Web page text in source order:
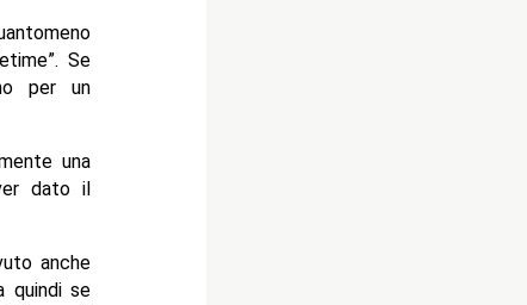
Se
per un
una
dato il
anche
quindi se